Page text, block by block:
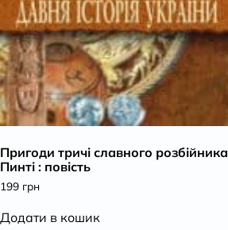
Пригоди тричі славного розбійника
Пинті : повість
199 грн
Додати в кошик